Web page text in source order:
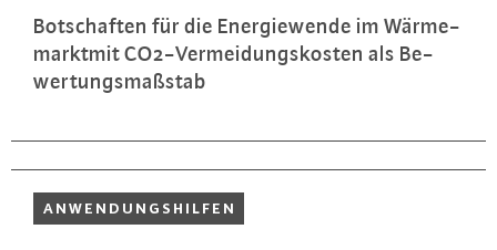
Bot­schaf­ten für die En­er­gie­wen­de im Wär­me­
markt­mit CO2-Ver­mei­dungs­kos­ten als Be­
wer­tungs­maß­stab
AN­WEN­DUNGS­HIL­FEN